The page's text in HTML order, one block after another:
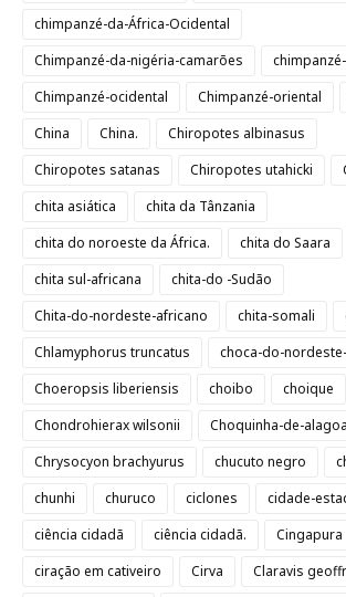
chimpanzé-da-África-Ocidental
Chimpanzé-da-nigéria-camarões
Chimpanzé-ocidental
Chimpanzé-oriental
China
China.
Chiropotes albinasus
Chiropotes satanas
Chiropotes utahicki
chita asiática
chita da Tânzania
chita do noroeste da África.
chita do Saara
chita sul-africana
chita-do -Sudão
Chita-do-nordeste-africano
chita-somali
Chlamyphorus truncatus
choca-do-
Choeropsis liberiensis
choibo
choique
Chondrohierax wilsonii
Choquinha-de-
Chrysocyon brachyurus
chucuto negro
chunhi
churuco ciclones
cidade-
ciência cidadã
ciência cidadã.
Cingapura
ciração em cativeiro
Cirva
Claravis